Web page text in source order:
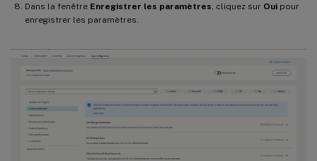
Dans la fenêtre Enregistrer les paramètres , cliquez sur Oui pour
enregistrer les paramètres.